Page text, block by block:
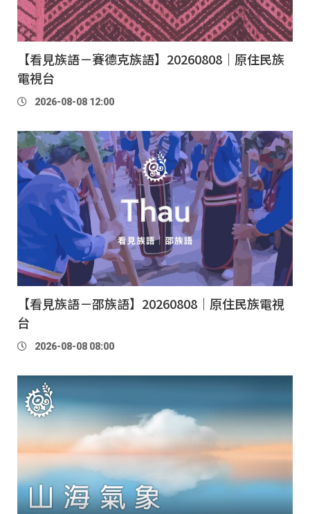
【看見族語－賽德克族語】20260808｜原住民族
電視台
2026-08-08 12:00
【看見族語－邵族語】20260808｜原住民族電視
台
2026-08-08 08:00